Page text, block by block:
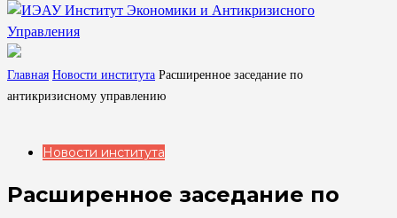
Институт Экономики и Антикризисного
Управления
Главная Новости института Расширенное заседание по
антикризисному управлению
Новости института
Расширенное заседание по